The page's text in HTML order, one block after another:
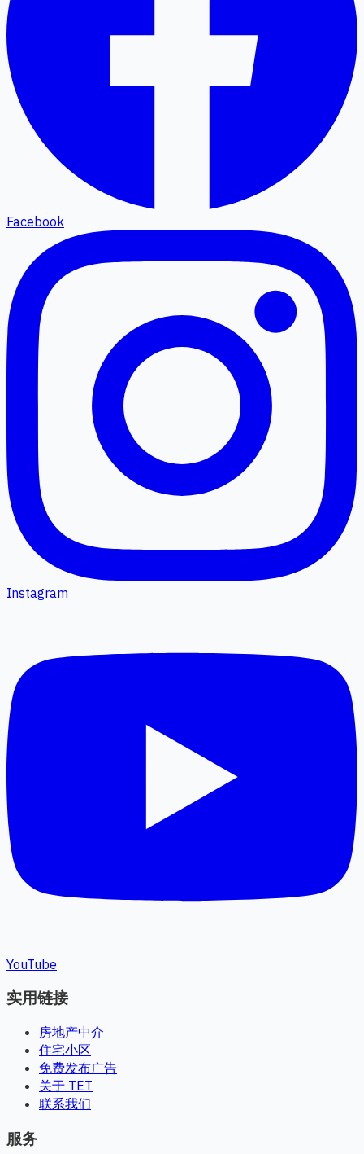
Facebook
Instagram
YouTube
实用链接
房地产中介
住宅小区
免费发布广告
关于 TET
联系我们
服务